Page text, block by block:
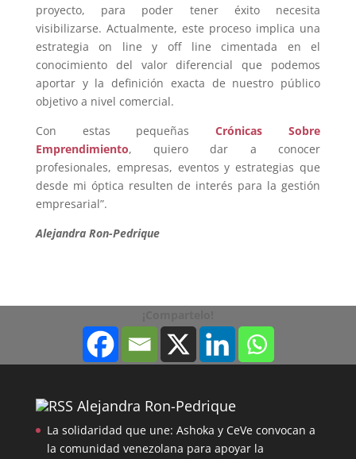
proyecto, para poder tener éxito necesita
visibilizarse. Actualmente, este proceso implica una
estrategia on line y off line cimentada en el
conocimiento del valor diferencial que podemos
aportar y la definición exacta de nuestro público
objetivo a nivel comercial.
Con estas pequeñasCrónicas Sobre
Emprendimiento, quiero dar a conocer
profesionales, empresas, eventos y estrategias que
desde mi óptica resulten de interés para la gestión
empresarial”.
Alejandra Ron-Pedrique
Alejandra Ron-Pedrique
La solidaridad que une: Ashoka y CeVe convocan a
la comunidad venezolana para apoyar la